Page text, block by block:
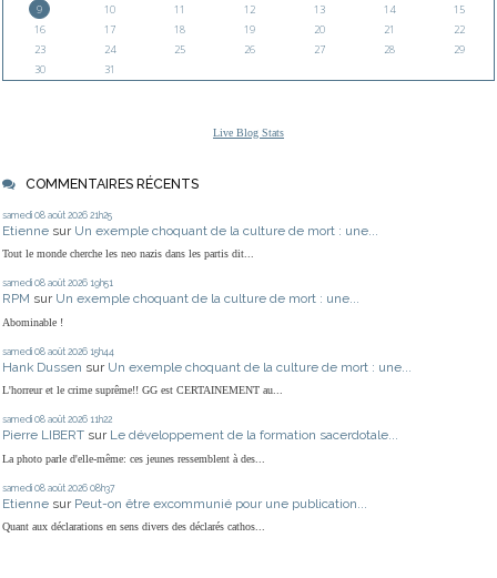
9
10 11 12 13 14
15
16
17 18 19 20 21
22
23
24 25 26 27 28
29
30
31
Live Blog Stats
COMMENTAIRES RÉCENTS
samedi 08 août 2026 21h25
Etienne sur Un exemple choquant de la culture de mort : une...
Tout le monde cherche les neo nazis dans les partis dit...
samedi 08 août 2026 19h51
RPM sur Un exemple choquant de la culture de mort : une...
Abominable !
samedi 08 août 2026 15h44
Hank Dussen sur Un exemple choquant de la culture de mort : une...
L'horreur et le crime suprême!! GG est CERTAINEMENT au...
samedi 08 août 2026 11h22
Pierre LIBERT sur Le développement de la formation sacerdotale...
La photo parle d'elle-même: ces jeunes ressemblent à des...
samedi 08 août 2026 08h37
Etienne sur Peut-on être excommunié pour une publication...
Quant aux déclarations en sens divers des déclarés cathos...